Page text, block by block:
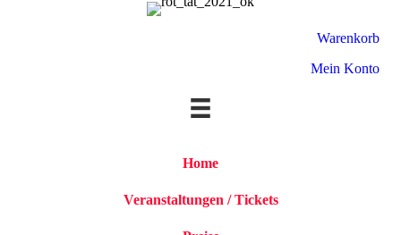
Warenkorb
Mein Konto
Home
Veranstaltungen / Tickets